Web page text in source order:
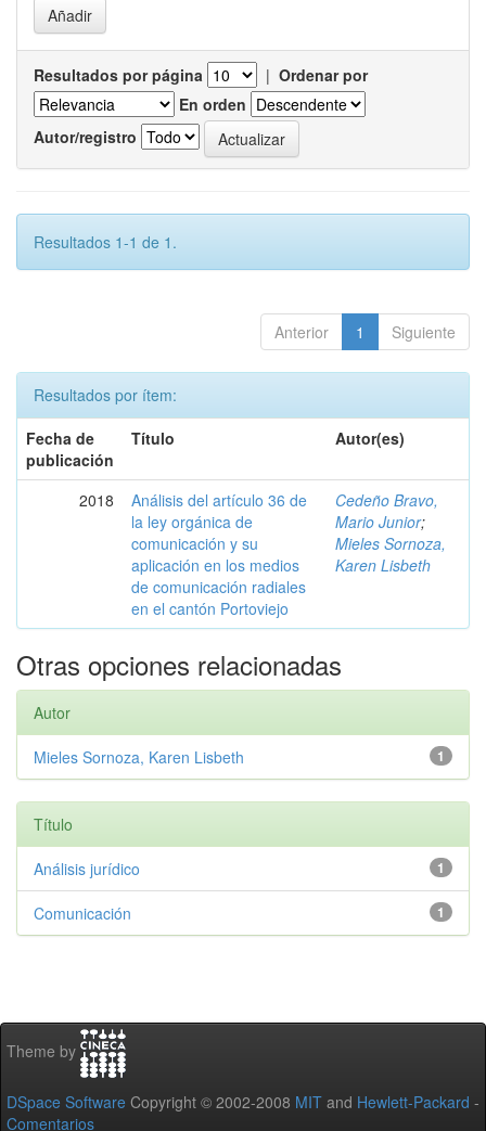
Resultados por página | Ordenar por
En orden
Autor/registro
Resultados 1-1 de 1.
Anterior 1 Siguiente
Resultados por ítem:
Fecha de
publicación
Título Autor(es)
2018
Análisis del artículo 36 de
la ley orgánica de
comunicación y su
aplicación en los medios
de comunicación radiales
en el cantón Portoviejo
Cedeño Bravo,
Mario Junior;
Mieles Sornoza,
Karen Lisbeth
Otras opciones relacionadas
Autor
1
Mieles Sornoza, Karen Lisbeth
Título
1
Análisis jurídico
1
Comunicación
Theme by
DSpace Software Copyright © 2002-2008 MIT and Hewlett-Packard -
Comentarios